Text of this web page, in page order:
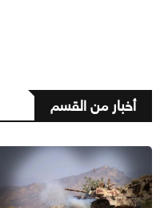
أخبار من القسم